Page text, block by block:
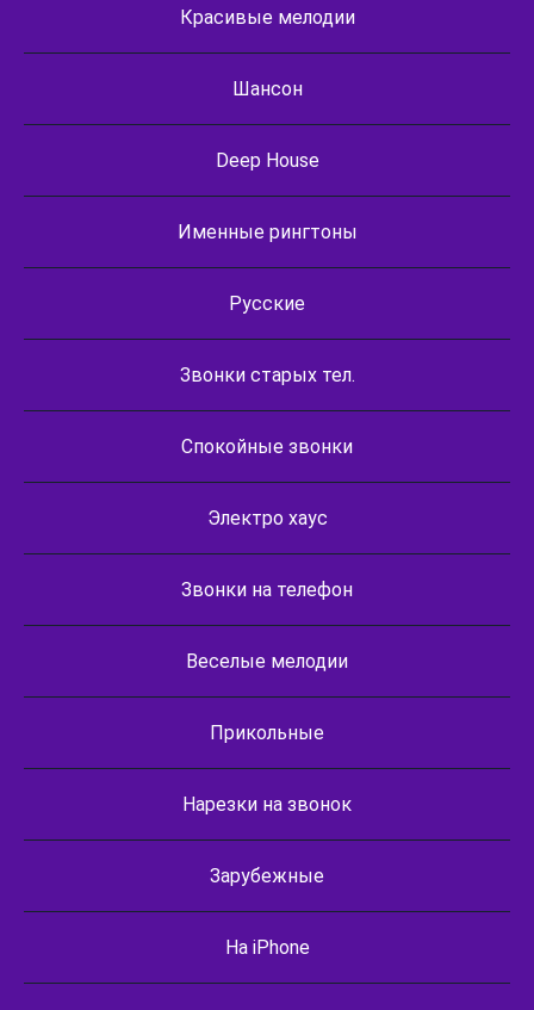
Красивые мелодии
Шансон
Deep House
Именные рингтоны
Русские
Звонки старых тел.
Спокойные звонки
Электро хаус
Звонки на телефон
Веселые мелодии
Прикольные
Нарезки на звонок
Зарубежные
На iPhone